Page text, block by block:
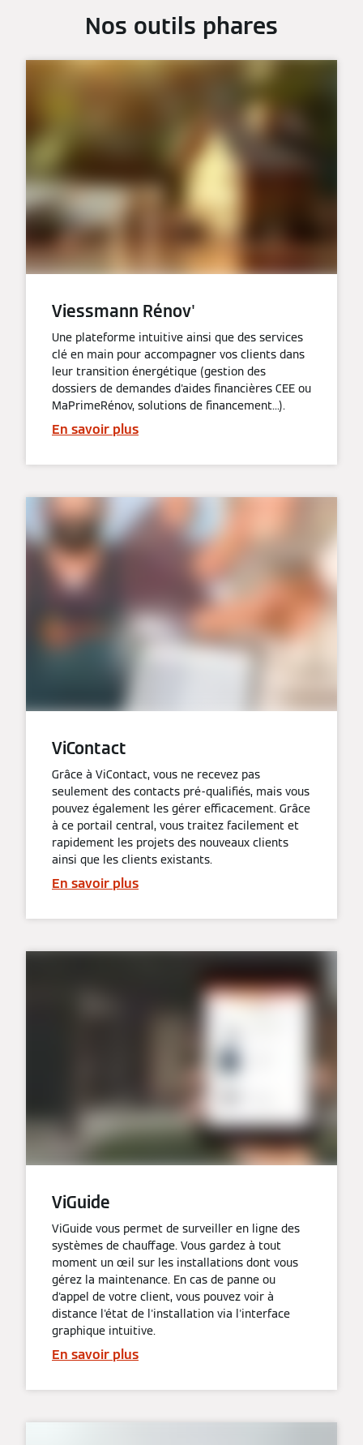
Nos outils phares
Viessmann Rénov'
Une plateforme intuitive ainsi que des services
clé en main pour accompagner vos clients dans
leur transition énergétique (gestion des
dossiers de demandes d'aides financières CEE ou
MaPrimeRénov, solutions de financement...).
En savoir plus
ViContact
Grâce à ViContact, vous ne recevez pas
seulement des contacts pré-qualifiés, mais vous
pouvez également les gérer efficacement. Grâce
à ce portail central, vous traitez facilement et
rapidement les projets des nouveaux clients
ainsi que les clients existants.
En savoir plus
ViGuide
ViGuide vous permet de surveiller en ligne des
systèmes de chauffage. Vous gardez à tout
moment un œil sur les installations dont vous
gérez la maintenance. En cas de panne ou
d'appel de votre client, vous pouvez voir à
distance l'état de l'installation via l'interface
graphique intuitive.
En savoir plus